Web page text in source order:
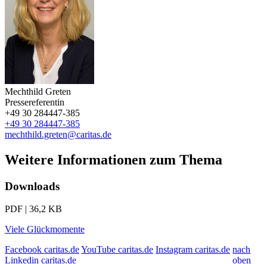
Mechthild Greten
Pressereferentin
+49 30 284447-385
+49 30 284447-385
mechthild.greten@caritas.de
Weitere Informationen zum Thema
Downloads
PDF | 36,2 KB
Viele Glückmomente
Facebook caritas.deYouTube caritas.de Instagram caritas.de
Linkedin caritas.de
nach
oben